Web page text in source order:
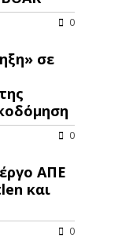
0
σε
0
ΑΠΕ
και
0